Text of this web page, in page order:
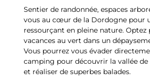
Sentier de randonnée, espaces
vous au cœur de la Dordogne pour
ressourçant en pleine nature. Optez
vacances au vert dans un
Vous pourrez vous évader
camping pour découvrir la vallée
et réaliser de superbes balades.